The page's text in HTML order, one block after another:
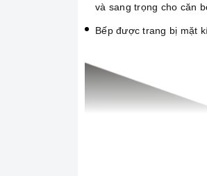
và sang trọng cho căn
Bếp được trang bị mặt